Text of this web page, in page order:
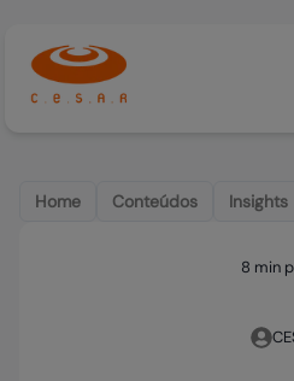
Home Conteúdos Insights
8 min